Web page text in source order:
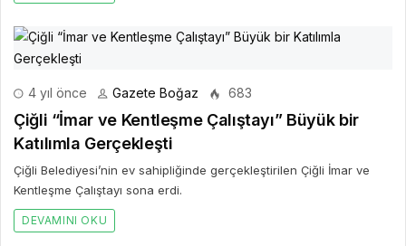
4 yıl önce Gazete Boğaz 683
Çiğli “İmar ve Kentleşme Çalıştayı” Büyük bir
Katılımla Gerçekleşti
Çiğli Belediyesi’nin ev sahipliğinde gerçekleştirilen Çiğli İmar ve
Kentleşme Çalıştayı sona erdi.
DEVAMINI OKU